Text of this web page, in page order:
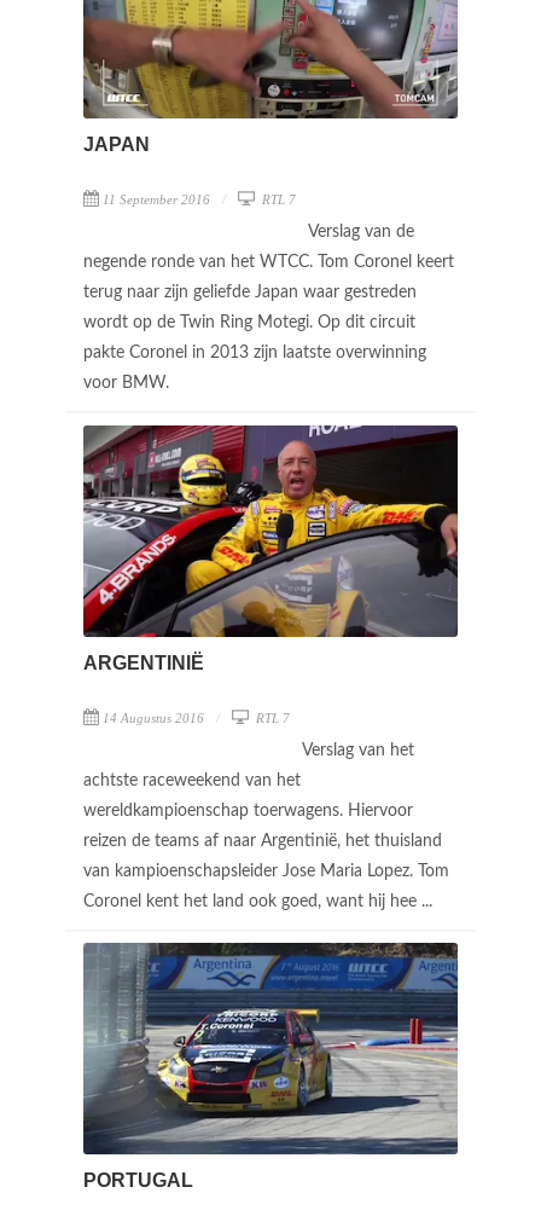
JAPAN
11 September 2016 RTL 7
Verslag van de
negende ronde van het WTCC. Tom Coronel keert
terug naar zijn geliefde Japan waar gestreden
wordt op de Twin Ring Motegi. Op dit circuit
pakte Coronel in 2013 zijn laatste overwinning
voor BMW.
ARGENTINIË
14 Augustus 2016 RTL 7
Verslag van het
achtste raceweekend van het
wereldkampioenschap toerwagens. Hiervoor
reizen de teams af naar Argentinië, het thuisland
van kampioenschapsleider Jose Maria Lopez. Tom
Coronel kent het land ook goed, want hij hee ...
PORTUGAL